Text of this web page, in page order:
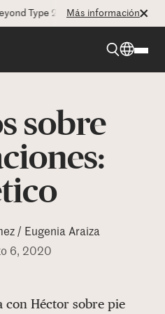
Type 2! La CEO Deborah Dugan
Más información
sobre
/ Eugenia Araiza
6, 2020
con Héctor sobre pie